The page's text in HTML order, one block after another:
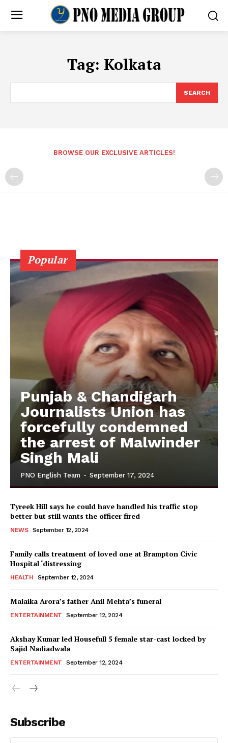
Tag: Kolkata
SEARCH
BROWSE OUR EXCLUSIVE ARTICLES!
Popular
Punjab & Chandigarh
Journalists Union has
forcefully condemned
the arrest of Malwinder
Singh Mali
PNO English Team - September 17, 2024
Tyreek Hill says he could have handled his traffic stop
better but still wants the officer fired
NEWS September 12, 2024
Family calls treatment of loved one at Brampton Civic
Hospital ‘distressing
HEALTH September 12, 2024
Malaika Arora’s father Anil Mehta’s funeral
ENTERTAINMENT September 12, 2024
Akshay Kumar led Housefull 5 female star-cast locked by
Sajid Nadiadwala
ENTERTAINMENT September 12, 2024
Subscribe